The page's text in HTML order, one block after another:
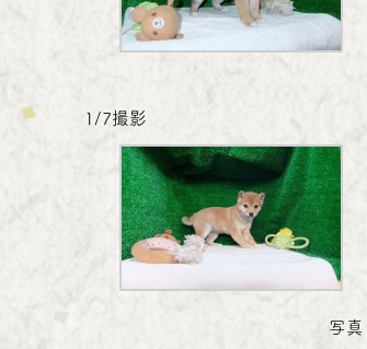
1/7撮影
写